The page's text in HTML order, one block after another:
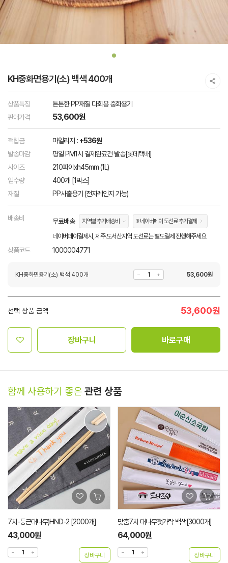
KH중화면용기(소) 백색 400개
상품특징
튼튼한 PP재질 다회용 중화용기
판매가격
53,600원
적립금 마일리지 : +536원
발송마감
평일 PM1시 결제완료건 발송[롯데택배]
사이즈
210파이xh45mm (1L)
입수량
400개 [1박스]
재질
PP사출용기 (전자레인지 가능)
배송비 무료배송 지역별 추가배송비 ※ 네이버페이 도선료 추가결제
네이버페이결제시, 제주.도서산지역 도선료는 별도결제 진행해주세요
상품코드 1000004771
KH중화면용기(소) 백색 400개 53,600원
선택 상품 금액 53,600원
장바구니 바로구매
함께 사용하기 좋은 관련 상품
7치-둥근대나무)HND-2 [2000개]
43,000원
맞춤7치 대나무젓가락 백색[3000개]
64,000원